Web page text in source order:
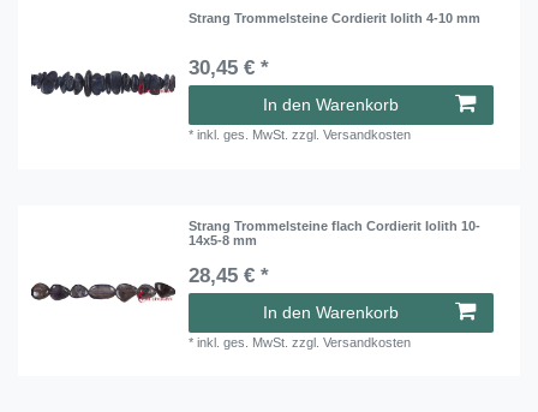
Strang Trommelsteine Cordierit Iolith 4-10 mm
30,45 € *
In den Warenkorb
*inkl. ges. MwSt. zzgl.Versandkosten
Strang Trommelsteine flach Cordierit Iolith 10-
14x5-8 mm
28,45 € *
In den Warenkorb
*inkl. ges. MwSt. zzgl.Versandkosten